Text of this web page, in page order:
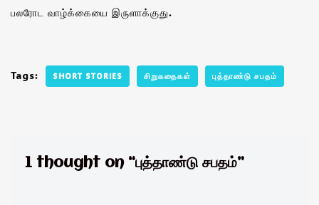
பலரோட வாழ்க்கையை இருளாக்குது.
Tags: SHORT STORIES சிறுகதைகள் புத்தாண்டு சபதம்
1 thought on “புத்தாண்டு சபதம்”